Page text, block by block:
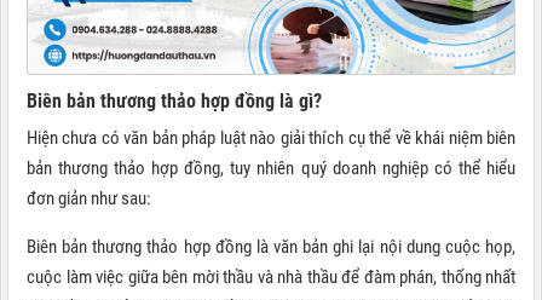
Biên bản thương thảo hợp đồng là gì?
Hiện chưa có văn bản pháp luật nào giải thích cụ thể về khái niệm biên
bản thương thảo hợp đồng, tuy nhiên quý doanh nghiệp có thể hiểu
đơn giản như sau:
Biên bản thương thảo hợp đồng là văn bản ghi lại nội dung cuộc họp,
cuộc làm việc giữa bên mời thầu và nhà thầu để đàm phán, thống nhất